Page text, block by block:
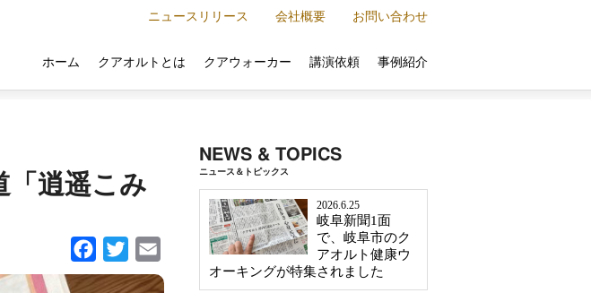
ホーム クアオルトとは クアウォーカー 講演依頼 事例紹介
ニュースリリース 会社概要 お問い合わせ
「逍遥こみ
Facebook Twitter
NEWS & TOPICS
ニュース＆トピックス
2026.6.25
岐阜新聞1面
で、岐阜市のク
アオルト健康ウ
オーキングが特集されました